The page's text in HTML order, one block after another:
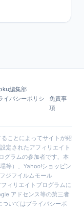
編集部
イバシーポリシ
免責事
項
ことによってサイトが紹
定されたアフィリエイト
グラムの参加者です。本
等）、Yahoo!ショッピン
ジフイルムモール
ィリエイトプログラムに
アドセンス等の第三者
ついてはプライバシーポ